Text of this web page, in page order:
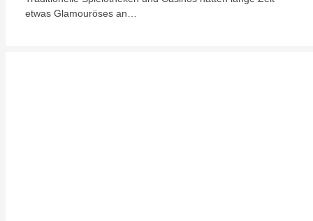
etwas Glamouröses an…